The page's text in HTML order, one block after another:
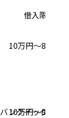
借入限度額
10万円～800万
10万円～800万